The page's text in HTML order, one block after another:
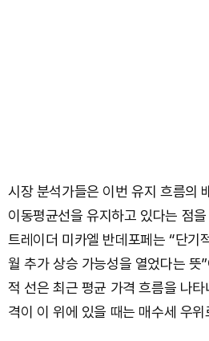
시장 분석가들은 이번 유지 흐름의
이동평균선을 유지하고 있다는 점
트레이더 미카엘 반데포페는 “단기
월 추가 상승 가능성을 열었다는 뜻
적 선은 최근 평균 가격 흐름을 나
격이 이 위에 있을 때는 매수세 우위